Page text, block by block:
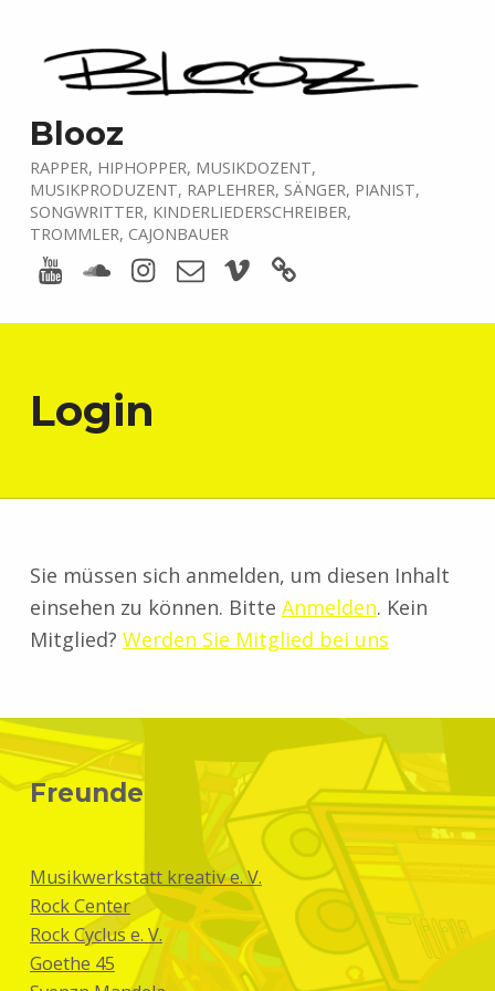
Blooz
RAPPER, HIPHOPPER, MUSIKDOZENT,
MUSIKPRODUZENT, RAPLEHRER, SÄNGER, PIANIST,
SONGWRITTER, KINDERLIEDERSCHREIBER,
TROMMLER, CAJONBAUER
Youtube
Soundcloud
Instagram
E-MailVimeo
Login
Sie müssen sich anmelden, um diesen Inhalt
einsehen zu können. Bitte Anmelden. Kein
Mitglied? Werden Sie Mitglied bei uns
Skip back to main navigation
Freunde
Musikwerkstatt kreativ e. V.
Rock Center
Rock Cyclus e. V.
Goethe 45